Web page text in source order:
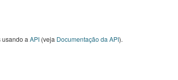
usando a API(veja Documentação da API).